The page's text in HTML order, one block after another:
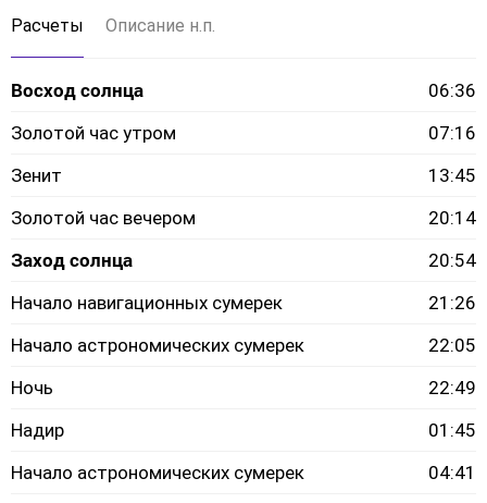
Расчеты Описание н.п.
Восход солнца
06:36
Золотой час утром
07:16
Зенит
13:45
Золотой час вечером
20:14
Заход солнца
20:54
Начало навигационных сумерек
21:26
Начало астрономических сумерек
22:05
Ночь
22:49
Надир
01:45
Начало астрономических сумерек
04:41